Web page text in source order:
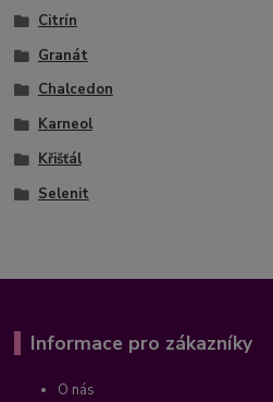
Citrín
Granát
Chalcedon
Karneol
Křišťál
Selenit
Informace pro zákazníky
O nás